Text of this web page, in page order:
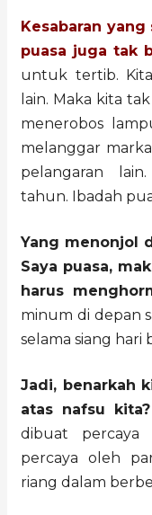
Kesabaran
puasa juga tak
untuk tertib.
lain. Maka kita
menerobos
melanggar
pelangaran
tahun. Ibadah
Yang menonjol
Saya puasa,
harus
minum di depan
selama siang hari
Jadi, benarkah
atas nafsu kita?
dibuat percaya
percaya oleh
riang dalam